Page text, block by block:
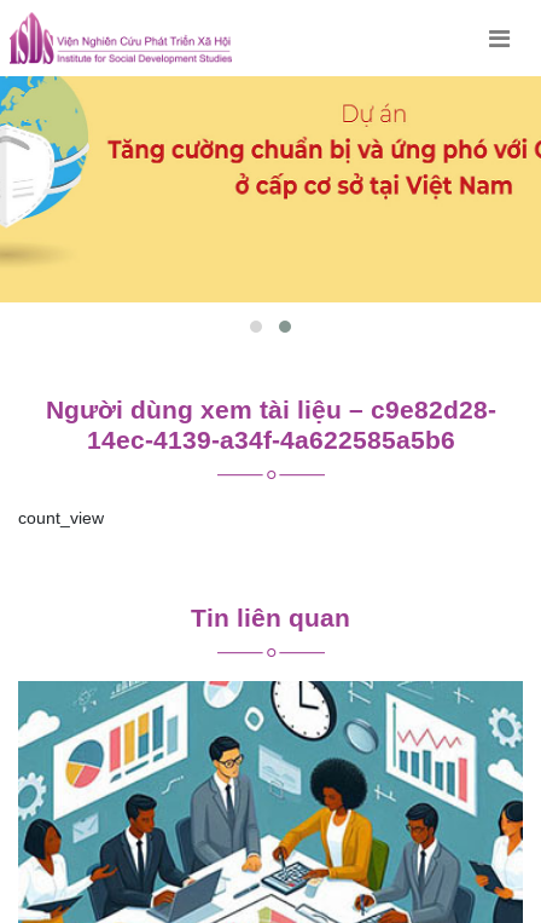
Skip
to
content
Người dùng xem tài liệu – c9e82d28-
14ec-4139-a34f-4a622585a5b6
count_view
viết
Tin liên quan